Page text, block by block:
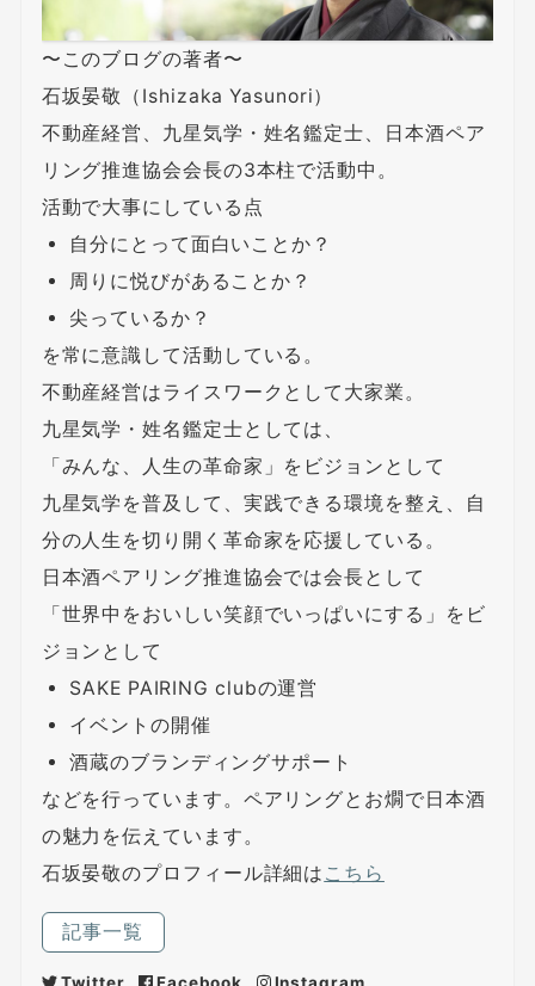
〜このブログの著者〜
石坂晏敬（Ishizaka Yasunori）
不動産経営、九星気学・姓名鑑定士、日本酒ペア
リング推進協会会長の3本柱で活動中。
活動で大事にしている点
自分にとって面白いことか？
周りに悦びがあることか？
尖っているか？
を常に意識して活動している。
不動産経営はライスワークとして大家業。
九星気学・姓名鑑定士としては、
「みんな、人生の革命家」をビジョンとして
九星気学を普及して、実践できる環境を整え、自
分の人生を切り開く革命家を応援している。
日本酒ペアリング推進協会では会長として
「世界中をおいしい笑顔でいっぱいにする」をビ
ジョンとして
SAKE PAIRING clubの運営
イベントの開催
酒蔵のブランディングサポート
などを行っています。ペアリングとお燗で日本酒
の魅力を伝えています。
石坂晏敬のプロフィール詳細は こちら
記事一覧